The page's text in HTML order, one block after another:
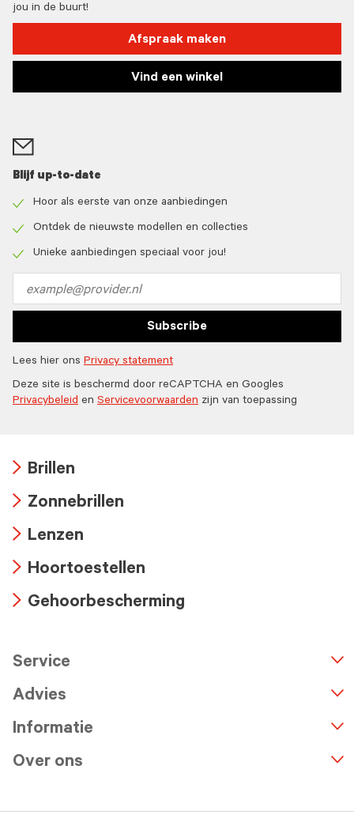
jou in de buurt!
Afspraak maken
Vind een winkel
Blijf up-to-date
icon
Hoor als eerste van onze aanbiedingen
icon
Ontdek de nieuwste modellen en collecties
Unieke aanbiedingen speciaal voor jou!
address
Subscribe
Lees hier ons Privacy statement
Deze site is beschermd door reCAPTCHA en Googles
Privacybeleid en Servicevoorwaarden zijn van toepassing
icon
Brillen
icon
Zonnebrillen
icon
Lenzen
icon
Hoortoestellen
Gehoorbescherming
Service
Advies
Informatie
Over ons